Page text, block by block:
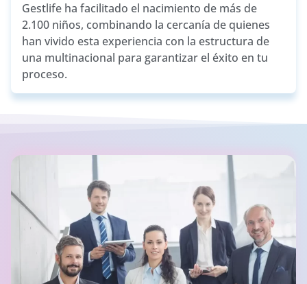
Gestlife ha facilitado el nacimiento de más de
2.100 niños, combinando la cercanía de quienes
han vivido esta experiencia con la estructura de
una multinacional para garantizar el éxito en tu
proceso.